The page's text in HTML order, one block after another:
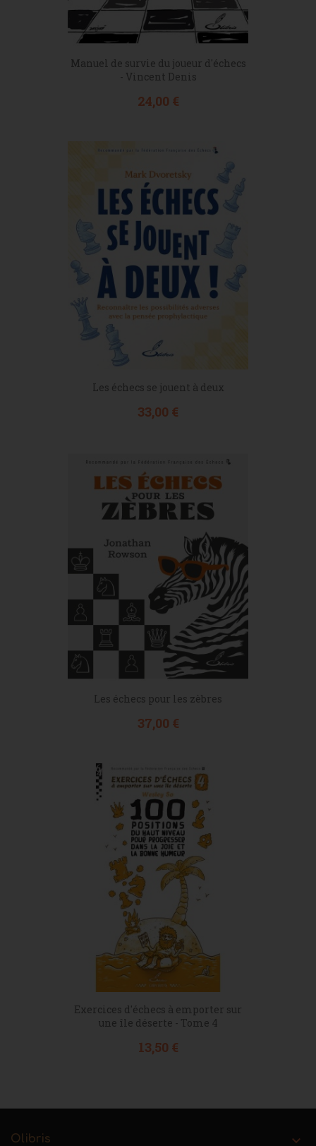
Manuel de survie du joueur d'échecs
- Vincent Denis
Prix
24,00 €
Les échecs se jouent à deux
Prix
33,00 €
Les échecs pour les zèbres
Prix
37,00 €
Exercices d'échecs à emporter sur
une île déserte - Tome 4
Prix
13,50 €
Olibris 